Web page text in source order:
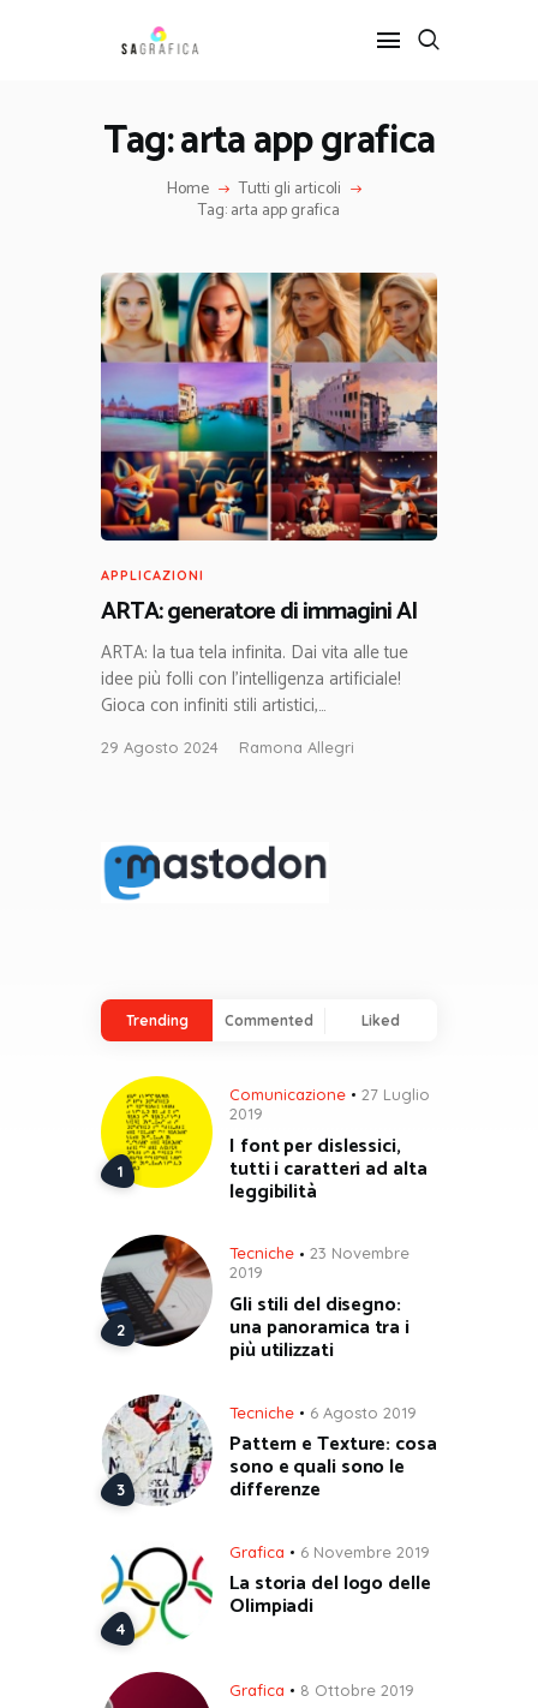
Tag: arta app grafica
Home Tutti gli articoli
Tag: arta app grafica
HOME
GRAFICA
INTERIOR DESIGN
SERVIZI
CONTATTI
APPLICAZIONI
ARTA: generatore di immagini AI
ARTA: la tua tela infinita. Dai vita alle tue
idee più folli con l’intelligenza artificiale!
Gioca con infiniti stili artistici,…
29 Agosto 2024 Ramona Allegri
Trending Commented Liked
Comunicazione
27 Luglio
2019
I font per dislessici,
tutti i caratteri ad alta
leggibilità
Tecniche
23 Novembre
2019
Gli stili del disegno:
una panoramica tra i
più utilizzati
Tecniche 6 Agosto 2019
Pattern e Texture: cosa
sono e quali sono le
differenze
Grafica 6 Novembre 2019
La storia del logo delle
Olimpiadi
Grafica 8 Ottobre 2019